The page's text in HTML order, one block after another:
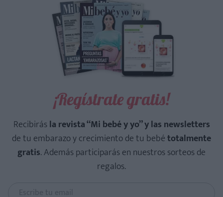
¡Regístrate gratis!
Recibirásla revista “Mi bebé y yo” y las newsletters
de tu embarazo y crecimiento de tu bebétotalmente
gratis. Además participarás en nuestros sorteos de
regalos.